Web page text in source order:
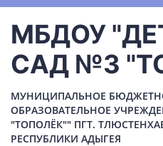
Финансовая отчетность
Учредитель
Связи
Долги
Налоги и сборы
МБДОУ
САД №3
МУНИЦИПАЛЬНОЕ
ОБРАЗОВАТЕЛЬНОЕ
"ТОПОЛЁК"" ПГТ.
РЕСПУБЛИКИ АДЫГЕЯ